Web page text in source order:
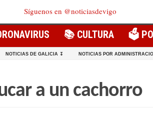
Síguenos en @noticiasdevigo
📚 CULTURA 🗳️
NOTICIAS DE GALICIA ↧ NOTICIAS POR
a un cachorro